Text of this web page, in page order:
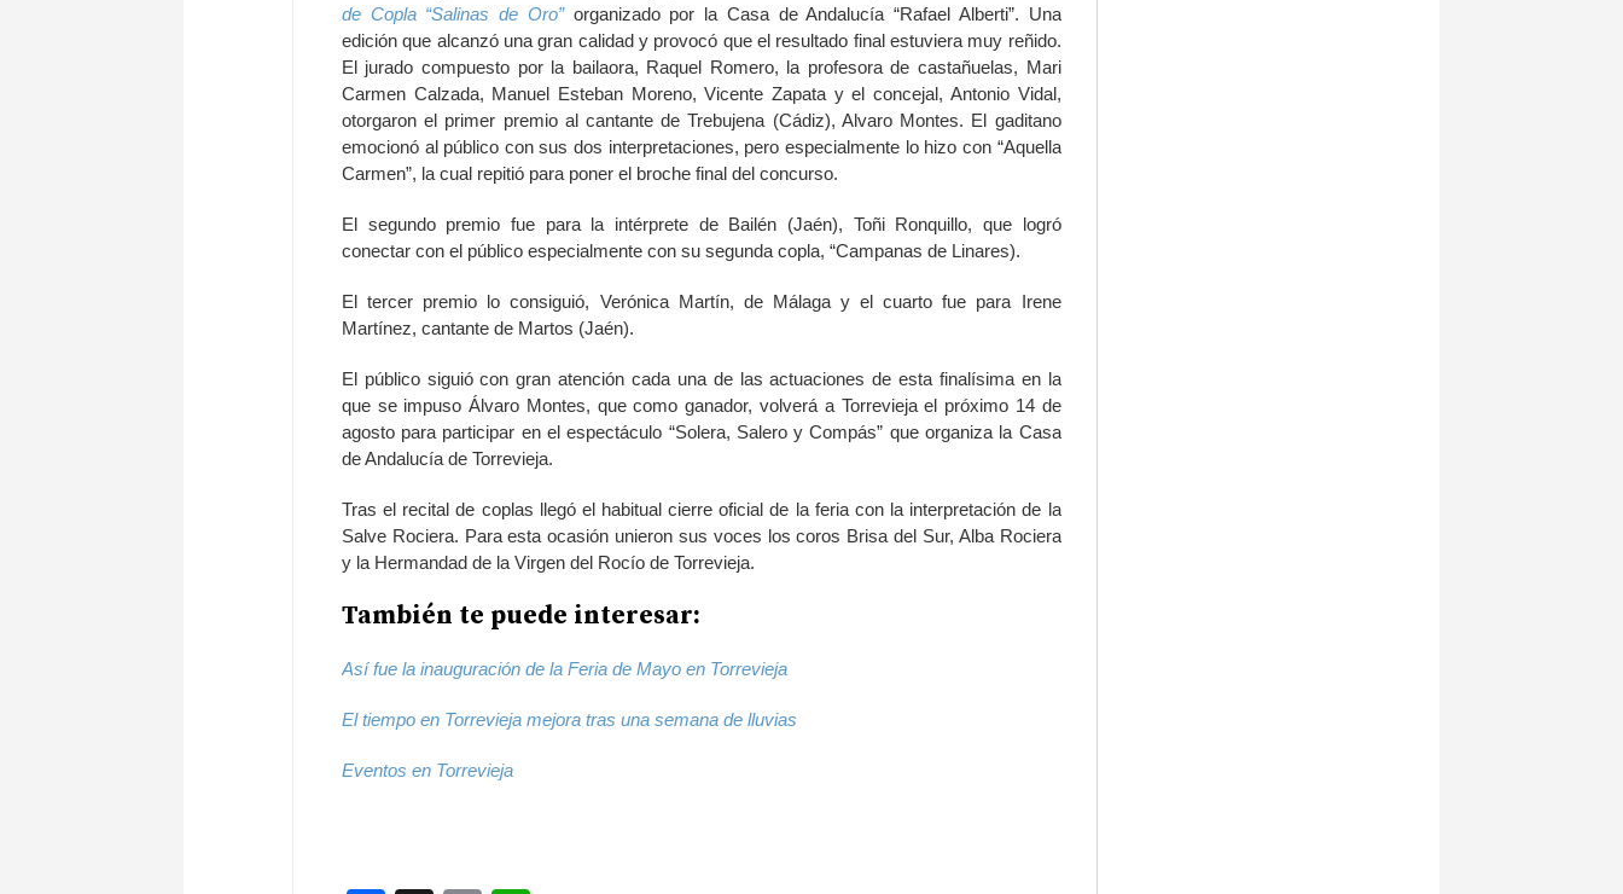
de Copla “Salinas de Oro”organizado por la Casa de Andalucía “Rafael Alberti”. Una
edición que alcanzó una gran calidad y provocó que el resultado final estuviera muy reñido.
El jurado compuesto por la bailaora, Raquel Romero, la profesora de castañuelas, Mari
Carmen Calzada, Manuel Esteban Moreno, Vicente Zapata y el concejal, Antonio Vidal,
otorgaron el primer premio al cantante de Trebujena (Cádiz), Alvaro Montes. El gaditano
emocionó al público con sus dos interpretaciones, pero especialmente lo hizo con “Aquella
Carmen”, la cual repitió para poner el broche final del concurso.
El segundo premio fue para la intérprete de Bailén (Jaén), Toñi Ronquillo, que logró
conectar con el público especialmente con su segunda copla, “Campanas de Linares).
El tercer premio lo consiguió, Verónica Martín, de Málaga y el cuarto fue para Irene
Martínez, cantante de Martos (Jaén).
El público siguió con gran atención cada una de las actuaciones de esta finalísima en la
que se impuso Álvaro Montes, que como ganador, volverá a Torrevieja el próximo 14 de
agosto para participar en el espectáculo “Solera, Salero y Compás” que organiza la Casa
de Andalucía de Torrevieja.
Tras el recital de coplas llegó el habitual cierre oficial de la feria con la interpretación de la
Salve Rociera. Para esta ocasión unieron sus voces los coros Brisa del Sur, Alba Rociera
y la Hermandad de la Virgen del Rocío de Torrevieja.
También te puede interesar:
Así fue la inauguración de la Feria de Mayo en Torrevieja
El tiempo en Torrevieja mejora tras una semana de lluvias
Eventos en Torrevieja